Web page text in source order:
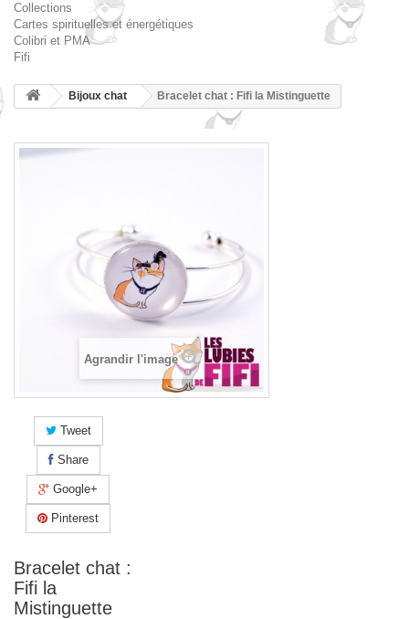
Collections
Cartes spirituelles et énergétiques
Colibri et PMA
Fifi
Bijoux chat Bracelet chat : Fifi la Mistinguette
Agrandir l'image
Tweet
Share
Google+
Pinterest
Bracelet chat :
Fifi la
Mistinguette